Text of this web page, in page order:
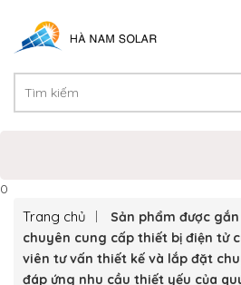
0
Trang chủ
Sản phẩm được
chuyên cung cấp thiết bị điện tử
viên tư vấn thiết kế và lắp đặt
đáp ứng nhu cầu thiết yếu của